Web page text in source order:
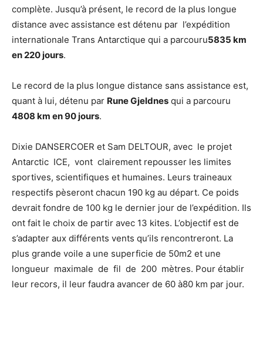
complète. Jusqu’à présent, le record de la plus longue
distance avec assistance est détenu par l’expédition
internationale Trans Antarctique qui a parcouru5835 km
en 220 jours.
Le record de la plus longue distance sans assistance est,
quant à lui, détenu par Rune Gjeldnes qui a parcouru
4808 km en 90 jours.
Dixie DANSERCOER et Sam DELTOUR, avec le projet
Antarctic ICE, vont clairement repousser les limites
sportives, scientifiques et humaines. Leurs traineaux
respectifs pèseront chacun 190 kg au départ. Ce poids
devrait fondre de 100 kg le dernier jour de l’expédition. Ils
ont fait le choix de partir avec 13 kites. L’objectif est de
s’adapter aux différents vents qu’ils rencontreront. La
plus grande voile a une superficie de 50m2 et une
longueur maximale de fil de 200 mètres. Pour établir
leur recors, il leur faudra avancer de 60 à80 km par jour.